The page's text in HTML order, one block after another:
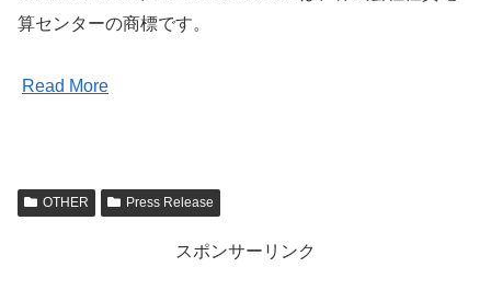
算センターの商標です。
Read More
OTHER Press Release
スポンサーリンク